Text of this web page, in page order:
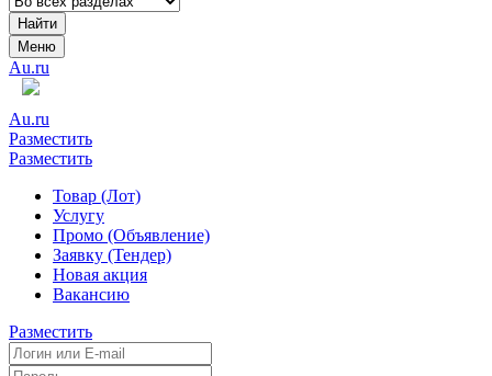
Найти
Меню
Au.ru
Au.ru
Разместить
Разместить
Товар (Лот)
Услугу
Промо (Объявление)
Заявку (Тендер)
Новая акция
Вакансию
Разместить